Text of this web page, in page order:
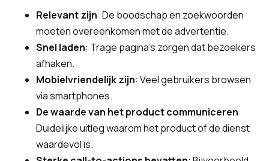
Relevant zijn: De boodschap en zoekwoorden
moeten overeenkomen met de advertentie.
Snel laden: Trage pagina’s zorgen dat bezoekers
afhaken.
Mobielvriendelijk zijn: Veel gebruikers browsen
via smartphones.
De waarde van het product communiceren:
Duidelijke uitleg waarom het product of de dienst
waardevol is.